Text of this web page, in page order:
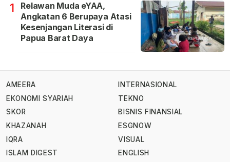
1
Relawan Muda eYAA,
Angkatan 6 Berupaya Atasi
Kesenjangan Literasi di
Papua Barat Daya
AMEERA
EKONOMI SYARIAH
SKOR
KHAZANAH
IQRA
ISLAM DIGEST
INTERNASIONAL
TEKNO
BISNIS FINANSIAL
ESGNOW
VISUAL
ENGLISH